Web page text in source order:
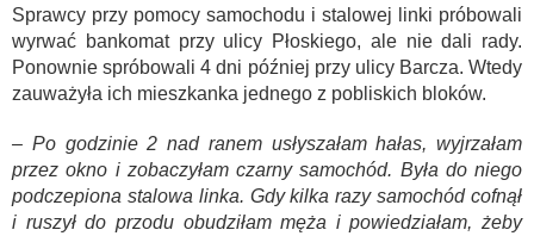
Sprawcy przy pomocy samochodu i stalowej linki próbowali
wyrwać bankomat przy ulicy Płoskiego, ale nie dali rady.
Ponownie spróbowali 4 dni później przy ulicy Barcza. Wtedy
zauważyła ich mieszkanka jednego z pobliskich bloków.
– Po godzinie 2 nad ranem usłyszałam hałas, wyjrzałam
przez okno i zobaczyłam czarny samochód. Była do niego
podczepiona stalowa linka. Gdy kilka razy samochód cofnął
i ruszył do przodu obudziłam męża i powiedziałam, żeby